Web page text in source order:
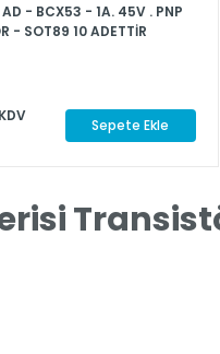
- BCX53 - 1A. 45V . PNP
- SOT89 10 ADETTİR
Sepete Ekle